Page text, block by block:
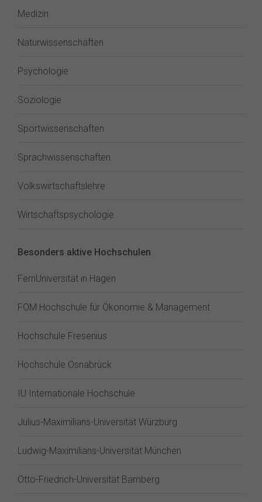
Medizin
Naturwissenschaften
Psychologie
Soziologie
Sportwissenschaften
Sprachwissenschaften
Volkswirtschaftslehre
Wirtschaftspsychologie
Besonders aktive Hochschulen
FernUniversität in Hagen
FOM Hochschule für Ökonomie & Management
Hochschule Fresenius
Hochschule Osnabrück
IU Internationale Hochschule
Julius-Maximilians-Universität Würzburg
Ludwig-Maximilians-Universität München
Otto-Friedrich-Universität Bamberg